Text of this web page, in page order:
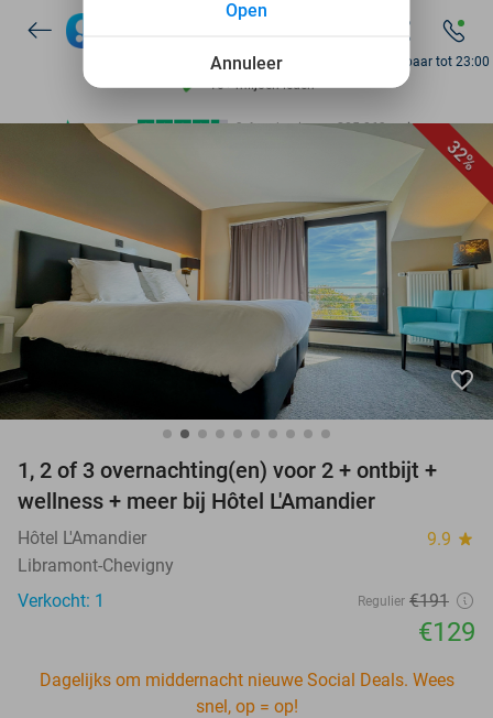
7 dagen per week beschikbaar
10+ miljoen leden
10+ miljoen leden
Bereikbaar tot 23:00
32%
favorite_border
1, 2 of 3 overnachting(en) voor 2 + ontbijt +
wellness + meer bij Hôtel L'Amandier
Hôtel L'Amandier 9.9 star
Libramont-Chevigny
Verkocht: 1
Regulier €191
€129
Dagelijks om middernacht nieuwe Social Deals. Wees
snel, op = op!
Annuleer
Open